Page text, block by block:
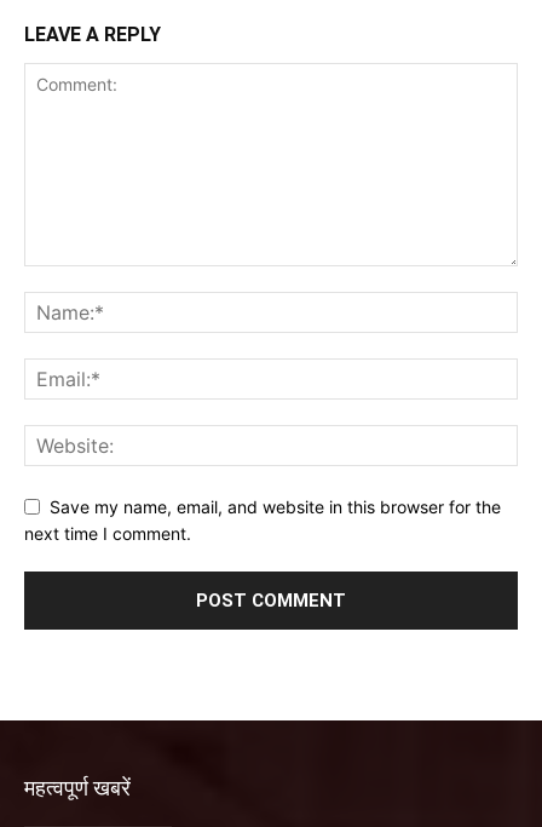
LEAVE A REPLY
Save my name, email, and website in this browser for the
next time I comment.
महत्वपूर्ण खबरें